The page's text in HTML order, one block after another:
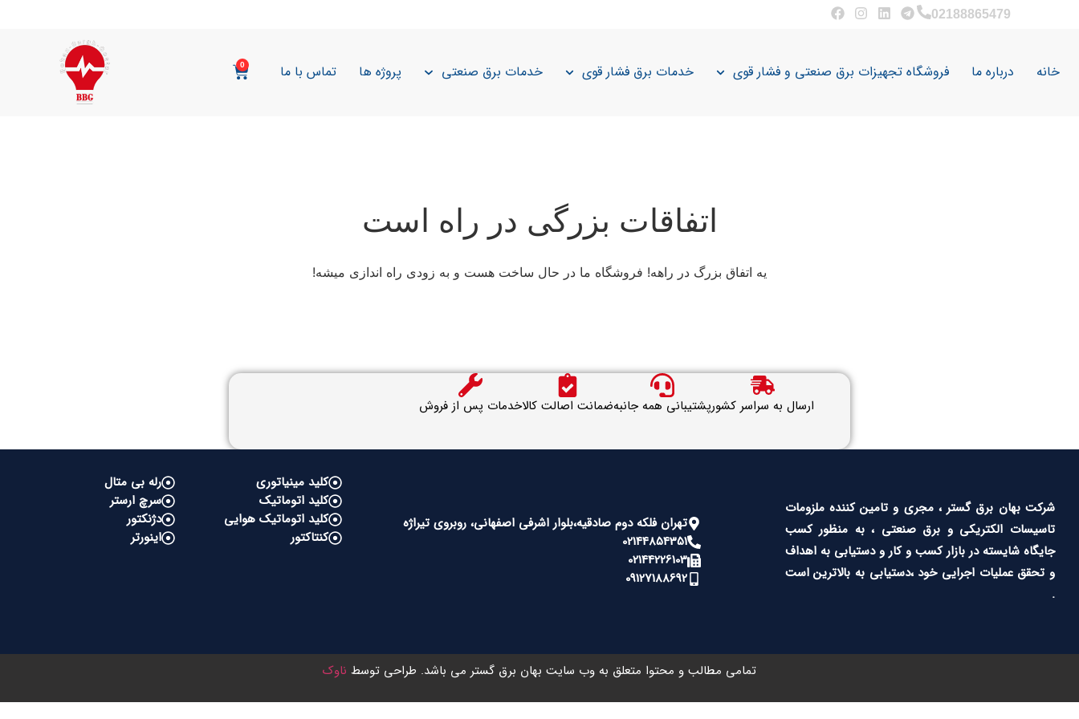
02188865479
خانه درباره ما فروشگاه تجهیزات برق صنعتی و فشار قوی خدمات برق فشار قوی خدمات برق صنعتی پروژه ها تماس با ما 0
اتفاقات بزرگی در راه است
یه اتفاق بزرگ در راهه! فروشگاه ما در حال ساخت هست و به زودی راه اندازی میشه!
ارسال به سراسر کشورپشتیبانی همه جانبهضمانت اصالت کالاخدمات پس از فروش
شرکت بهان برق گستر ، مجری و تامین کننده ملزومات
تاسیسات الکتریکی و برق صنعتی ، به منظور کسب
جایگاه شایسته در بازار کسب و کار و دستیابی به اهداف
و تحقق عملیات اجرایی خود ،دستیابی به بالاترین است
.
تهران فلکه دوم صادقیه،بلوار اشرفی اصفهانی، روبروی تیراژه
02144854351
02144226103
09127188692
کلید مینیاتوری
کلید اتوماتیک
کلید اتوماتیک هوایی
کنتاکتور
رله بی متال
سرچ ارستر
دژنکتور
اینورتر
تمامی مطالب و محتوا متعلق به وب سایت بهان برق گستر می باشد. طراحی توسط ناوک